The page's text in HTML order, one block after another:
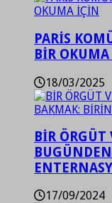
PARİS
BİR
18/03/2025
BİR ÖRGÜT
17/09/2024